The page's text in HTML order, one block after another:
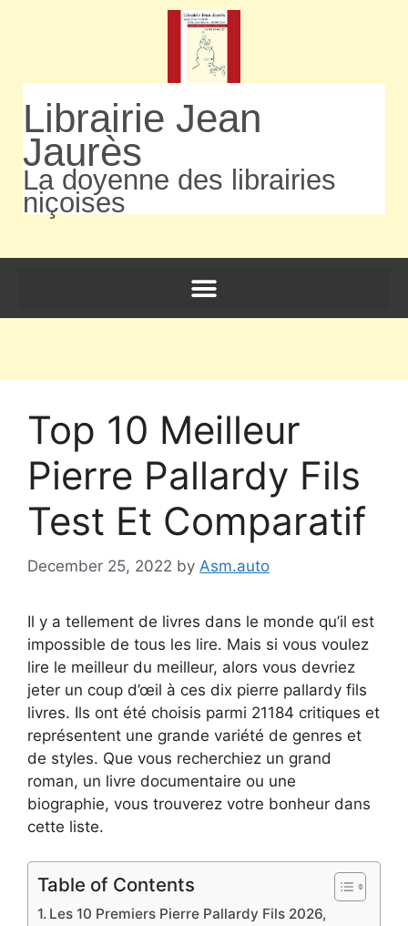
Librairie Jean
Jaurès
La doyenne des librairies
niçoises
Top 10 Meilleur
Pierre Pallardy Fils
Test Et Comparatif
December 25, 2022 by Asm.auto
Il y a tellement de livres dans le monde qu’il est
impossible de tous les lire. Mais si vous voulez
lire le meilleur du meilleur, alors vous devriez
jeter un coup d’œil à ces dix pierre pallardy fils
livres. Ils ont été choisis parmi 21184 critiques et
représentent une grande variété de genres et
de styles. Que vous recherchiez un grand
roman, un livre documentaire ou une
biographie, vous trouverez votre bonheur dans
cette liste.
Table of Contents
Les 10 Premiers Pierre Pallardy Fils 2026,